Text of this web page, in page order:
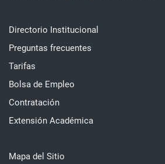
Directorio Institucional
Preguntas frecuentes
Tarifas
Bolsa de Empleo
Contratación
Extensión Académica
Mapa del Sitio